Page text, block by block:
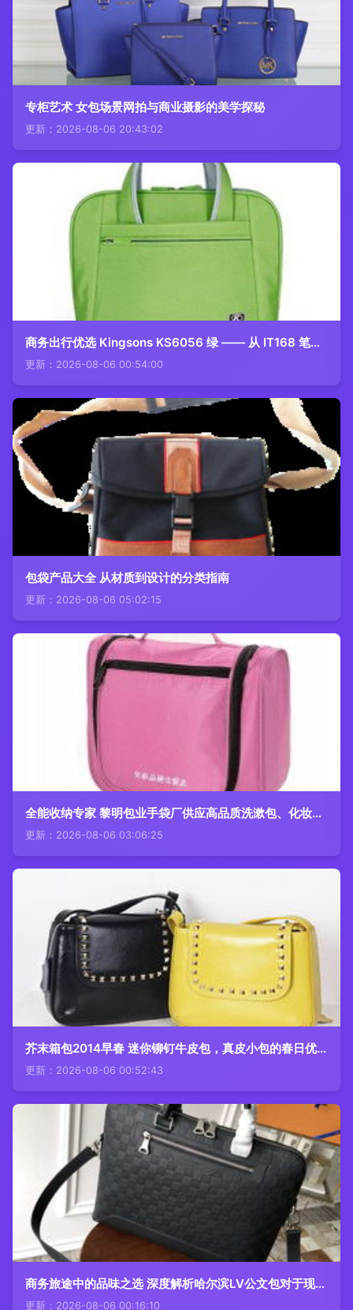
专柜艺术 女包场景网拍与商业摄影的美学探秘
更新：2026-08-06 20:43:02
商务出行优选 Kingsons KS6056 绿 —— 从 IT168 笔记本包图片库看出的箱包美学与实用主义
更新：2026-08-06 00:54:00
包袋产品大全 从材质到设计的分类指南
更新：2026-08-06 05:02:15
全能收纳专家 黎明包业手袋厂供应高品质洗漱包、化妆包与护理包
更新：2026-08-06 03:06:25
芥末箱包2014早春 迷你铆钉牛皮包，真皮小包的春日优雅
更新：2026-08-06 00:52:43
商务旅途中的品味之选 深度解析哈尔滨LV公文包对于现代男士的价值考量与品质选择
更新：2026-08-06 00:16:10